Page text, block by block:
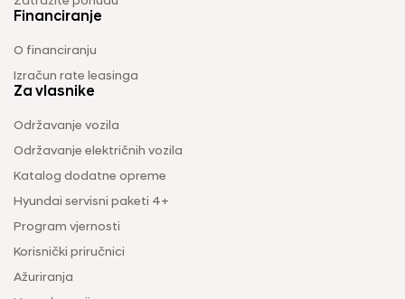
Financiranje
O financiranju
Izračun rate leasinga
Za vlasnike
Održavanje vozila
Održavanje električnih vozila
Katalog dodatne opreme
Hyundai servisni paketi 4+
Program vjernosti
Korisnički priručnici
Ažuriranja